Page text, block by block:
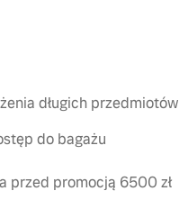
długich przedmiotów
do bagażu
przed promocją 6500 zł